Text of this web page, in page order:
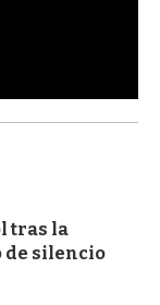
tras la
de silencio